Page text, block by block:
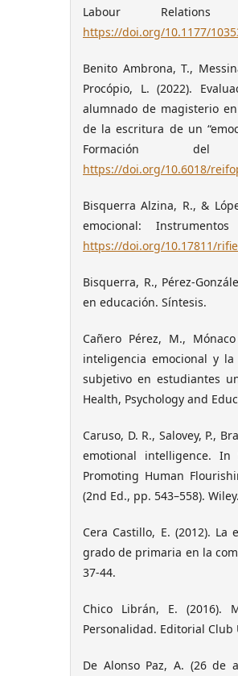
Labour
https://doi.org/10.1177/
Benito Ambrona, T.,
Procópio, L. (2022).
alumnado de magisterio
de la escritura de un
Formación del
https://doi.org/10.6018/
Bisquerra Alzina, R., &
emocional:
https://doi.org/10.17811/
Bisquerra, R., Pérez-
en educación. Síntesis.
Cañero Pérez, M.,
inteligencia emocional y
subjetivo en estudiantes
Health, Psychology and
Caruso, D. R., Salovey, P.,
emotional intelligence. In
Promoting Human
(2nd Ed., pp. 543–558). Wiley.
Cera Castillo, E. (2012).
grado de primaria en la
37-44.
Chico Librán, E. (2016).
Personalidad. Editorial Club
De Alonso Paz, A. (26 de